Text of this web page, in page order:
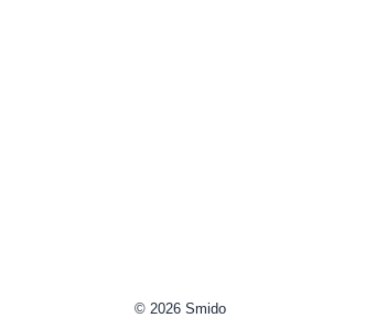
© 2026 Smido